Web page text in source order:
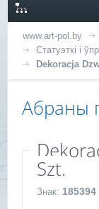
www.art-pol.by
Статуэткі і
Dekoracja
Абраны
Szt.
Знак: 185394